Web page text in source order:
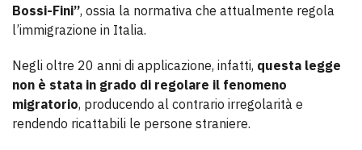
Bossi-Fini”, ossia la normativa che attualmente regola
l’immigrazione in Italia.
Negli oltre 20 anni di applicazione, infatti, questa legge
non è stata in grado di regolare il fenomeno
migratorio, producendo al contrario irregolarità e
rendendo ricattabili le persone straniere.